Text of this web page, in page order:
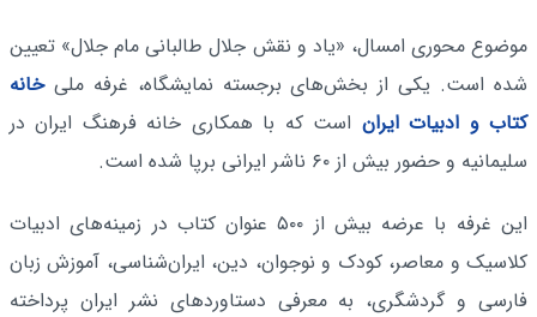
موضوع محوری امسال، «یاد و نقش جلال طالبانی مام جلال» تعیین
شده است. یکی از بخش‌های برجسته نمایشگاه، غرفه ملیخانه
کتاب و ادبیات ایران است که با همکاری خانه فرهنگ ایران در
سلیمانیه و حضور بیش از ۶۰ ناشر ایرانی برپا شده است.
این غرفه با عرضه بیش از ۵۰۰ عنوان کتاب در زمینه‌های ادبیات
کلاسیک و معاصر، کودک و نوجوان، دین، ایران‌شناسی، آموزش زبان
فارسی و گردشگری، به معرفی دستاوردهای نشر ایران پرداخته